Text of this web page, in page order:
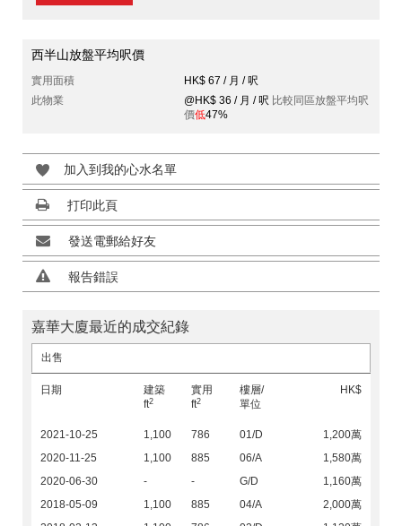
西半山放盤平均呎價
實用面積
HK$ 67 / 月 / 呎
此物業
@HK$ 36 / 月 / 呎 比較同區放盤平均呎
價低47%
加入到我的心水名單
打印此頁
發送電郵給好友
報告錯誤
嘉華大廈最近的成交紀錄
出售
日期
建築
ft2
實用
ft2
樓層/
單位
HK$
2021-10-25 1,100 786 01/D
1,200萬
2020-11-25
1,100 885 06/A
1,580萬
2020-06-30
- - G/D
1,160萬
2018-05-09
1,100 885 04/A
2,000萬